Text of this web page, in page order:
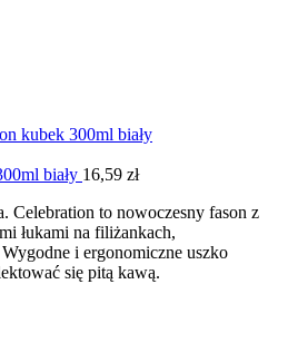
biały 16,59 zł
Celebration to nowoczesny fason z
łukami na filiżankach,
i ergonomiczne uszko
się pitą kawą.